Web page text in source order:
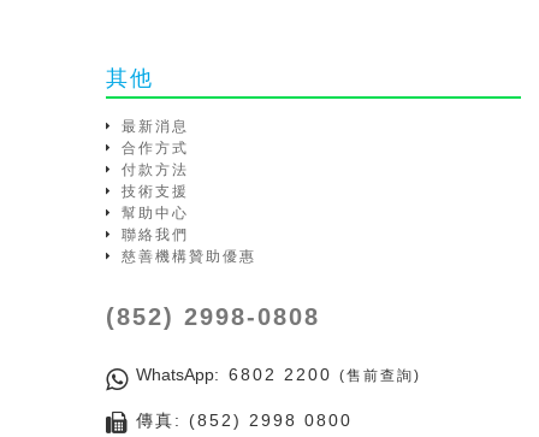
其他
最新消息
合作方式
付款方法
技術支援
幫助中心
聯絡我們
慈善機構贊助優惠
(852) 2998-0808
WhatsApp: 6802 2200 (售前查詢)
傳真: (852) 2998 0800